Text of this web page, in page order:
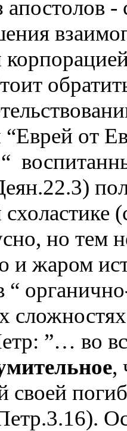
апостолов -
от
но тем
и жаром
“
”… во
,
своей